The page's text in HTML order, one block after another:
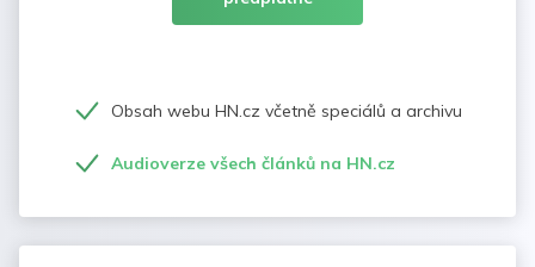
Obsah webu HN.cz včetně speciálů a archivu
Audioverze všech článků na HN.cz